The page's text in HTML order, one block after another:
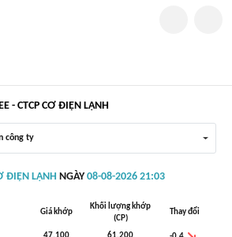
- CTCP CƠ ĐIỆN LẠNH
công ty
ĐIỆN LẠNH NGÀY 08-08-2026 21:03
Giá khớp
Khối lượng khớp
(CP)
Thay đổi